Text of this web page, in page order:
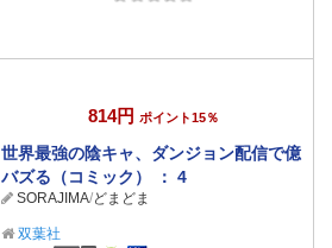
814円 ポイント15％
世界最強の陰キャ、ダンジョン配信で億
バズる（コミック） ： 4
SORAJIMA/どまどま
双葉社